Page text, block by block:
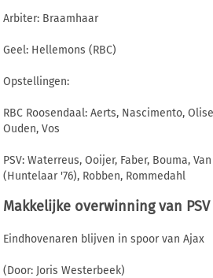
Arbiter: Braamhaar
Geel: Hellemons (RBC)
Opstellingen:
RBC Roosendaal: Aerts, Nascimento,
Ouden, Vos
PSV: Waterreus, Ooijer, Faber, Bouma,
(Huntelaar '76), Robben, Rommedahl
Makkelijke overwinning van
Eindhovenaren blijven in spoor van Ajax
(Door: Joris Westerbeek)